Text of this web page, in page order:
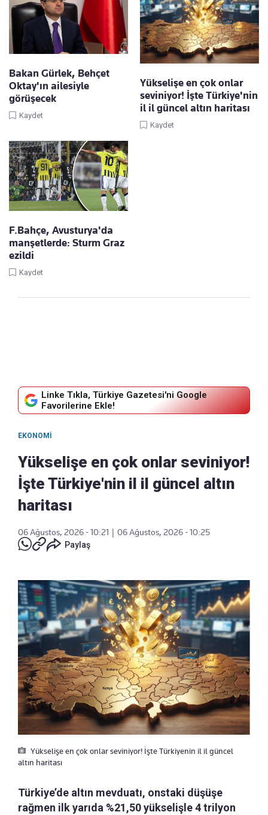
Bakan Gürlek, Behçet
Oktay'ın ailesiyle
görüşecek
Kaydet
Yükselişe en çok onlar
seviniyor! İşte Türkiye'nin
il il güncel altın haritası
Kaydet
F.Bahçe, Avusturya'da
manşetlerde: Sturm Graz
ezildi
Kaydet
Linke Tıkla, Türkiye Gazetesi'ni Google
Favorilerine Ekle!
EKONOMI
Yükselişe en çok onlar seviniyor!
İşte Türkiye'nin il il güncel altın
haritası
06 Ağustos, 2026 - 10:21
06 Ağustos, 2026 - 10:25
Paylaş
Yükselişe en çok onlar seviniyor! İşte Türkiyenin il il güncel
altın haritası
Türkiye’de altın mevduatı, onstaki düşüşe
rağmen ilk yarıda %21,50 yükselişle 4 trilyon